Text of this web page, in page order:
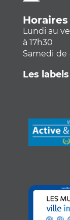
Horaires
Lundi au
à 17h30
Samedi de
Les